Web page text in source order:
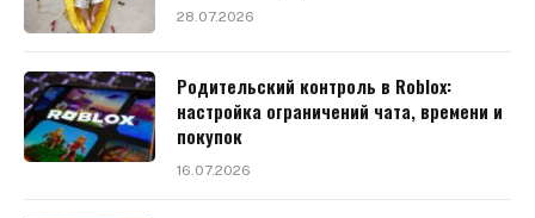
28.07.2026
Родительский контроль в Roblox:
настройка ограничений чата, времени и
покупок
16.07.2026